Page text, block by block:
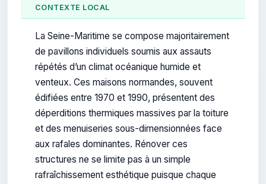
CONTEXTE LOCAL
La Seine-Maritime se compose majoritairement
de pavillons individuels soumis aux assauts
répétés d’un climat océanique humide et
venteux. Ces maisons normandes, souvent
édifiées entre 1970 et 1990, présentent des
déperditions thermiques massives par la toiture
et des menuiseries sous-dimensionnées face
aux rafales dominantes. Rénover ces
structures ne se limite pas à un simple
rafraîchissement esthétique puisque chaque